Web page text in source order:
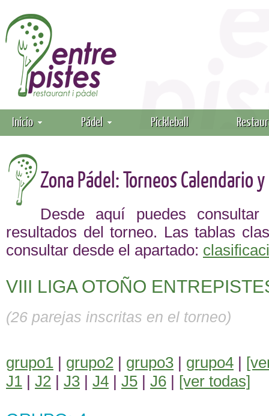
Inicio Pádel Pickleball
Zona Pádel: Torneos Calendario
Desde aquí puedes
resultados del torneo. Las tablas
consultar desde el apartado:
VIII LIGA OTOÑO
(26 parejas inscritas en el torneo)
grupo1 | grupo2 | grupo3 | grupo4 |
J1 | J2 | J3 | J4 | J5 | J6 | [ver todas]